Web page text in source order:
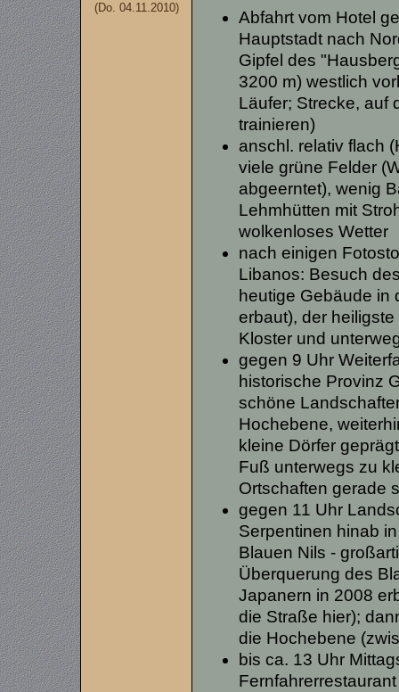
(Do. 04.11.2010)
Abfahrt vom Hotel
Hauptstadt nach
Gipfel des
3200 m) westlich
Läufer; Strecke, auf
trainieren)
anschl. relativ flach
viele grüne Felder
abgeerntet), wenig
Lehmhütten mit
wolkenloses Wetter
nach einigen
Libanos: Besuch
heutige Gebäude in
erbaut), der
Kloster und
gegen 9 Uhr
historische Provinz
schöne
Hochebene,
kleine Dörfer
Fuß unterwegs zu
Ortschaften gerade
gegen 11 Uhr
Serpentinen hinab
Blauen Nils -
Überquerung des
Japanern in 2008
die Straße hier);
die Hochebene
bis ca. 13 Uhr